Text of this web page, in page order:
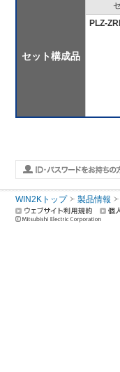
セット構成品
PLZ-
WIN2Kトップ 製品情報